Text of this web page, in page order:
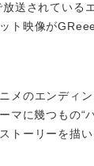
送されている
ト映像が
メのエンディン
マに幾つもの“
トーリーを描